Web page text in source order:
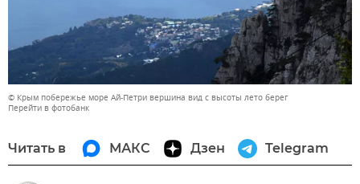
© Крым побережье море Ай-Петри вершина вид с высоты лето берег
Перейти в фотобанк
Читать в МАКС Дзен Telegram